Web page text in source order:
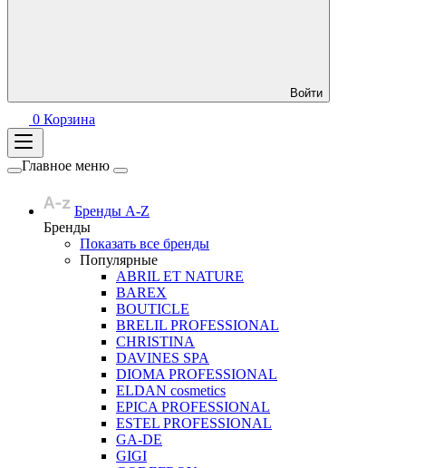
Войти
0 Корзина
Главное меню
Бренды A-Z
Бренды
Показать все бренды
Популярные
ABRIL ET NATURE
BAREX
BOUTICLE
BRELIL PROFESSIONAL
CHRISTINA
DAVINES SPA
DIOMA PROFESSIONAL
ELDAN cosmetics
EPICA PROFESSIONAL
ESTEL PROFESSIONAL
GA-DE
GIGI